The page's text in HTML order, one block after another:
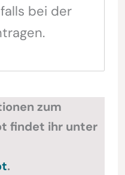
bei der
zum
findet ihr unter
.